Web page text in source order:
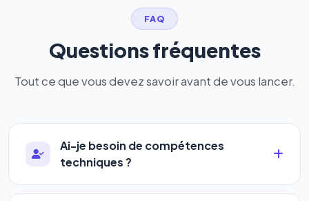
FAQ
Questions fréquentes
Tout ce que vous devez savoir avant de vous lancer.
Ai-je besoin de compétences
techniques ?
Absolument pas. Notre logiciel a été conçu pour